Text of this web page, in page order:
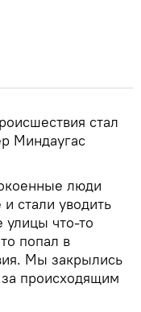
стал
Миндаугас
люди
стали уводить
улицы что-то
попал в
Мы закрылись
происходящим